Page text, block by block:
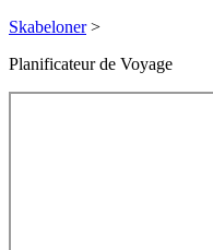
Skabeloner >
Planificateur de Voyage